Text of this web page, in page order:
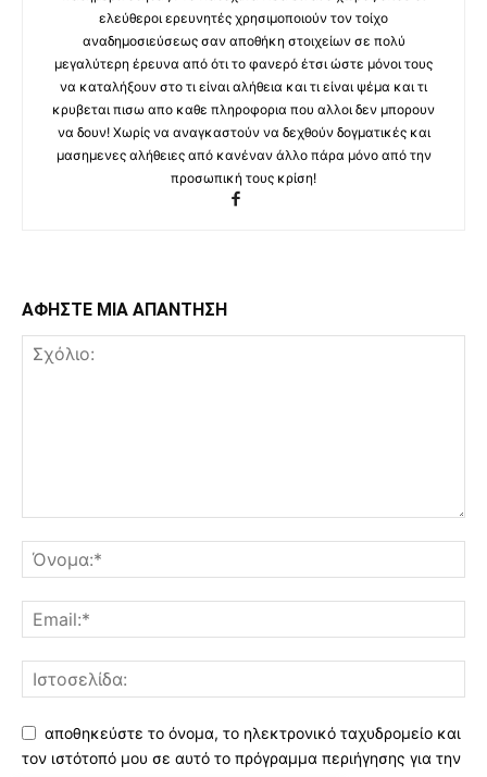
ελεύθεροι ερευνητές χρησιμοποιούν τον τοίχο
αναδημοσιεύσεως σαν αποθήκη στοιχείων σε πολύ
μεγαλύτερη έρευνα από ότι το φανερό έτσι ώστε μόνοι τους
να καταλήξουν στο τι είναι αλήθεια και τι είναι ψέμα και τι
κρυβεται πισω απο καθε πληροφορια που αλλοι δεν μπορουν
να δουν! Χωρίς να αναγκαστούν να δεχθούν δογματικές και
μασημενες αλήθειες από κανέναν άλλο πάρα μόνο από την
προσωπική τους κρίση!
ΑΦΗΣΤΕ ΜΙΑ ΑΠΑΝΤΗΣΗ
αποθηκεύστε το όνομα, το ηλεκτρονικό ταχυδρομείο και
τον ιστότοπό μου σε αυτό το πρόγραμμα περιήγησης για την